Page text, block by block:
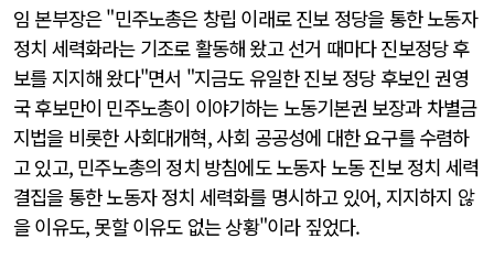
임 본부장은 "민주노총은 창립 이래로 진보 정당을 통한 노동자
정치 세력화라는 기조로 활동해 왔고 선거 때마다 진보정당 후
보를 지지해 왔다"면서 "지금도 유일한 진보 정당 후보인 권영
국 후보만이 민주노총이 이야기하는 노동기본권 보장과 차별금
지법을 비롯한 사회대개혁, 사회 공공성에 대한 요구를 수렴하
고 있고, 민주노총의 정치 방침에도 노동자 노동 진보 정치 세력
결집을 통한 노동자 정치 세력화를 명시하고 있어, 지지하지 않
을 이유도, 못할 이유도 없는 상황"이라 짚었다.